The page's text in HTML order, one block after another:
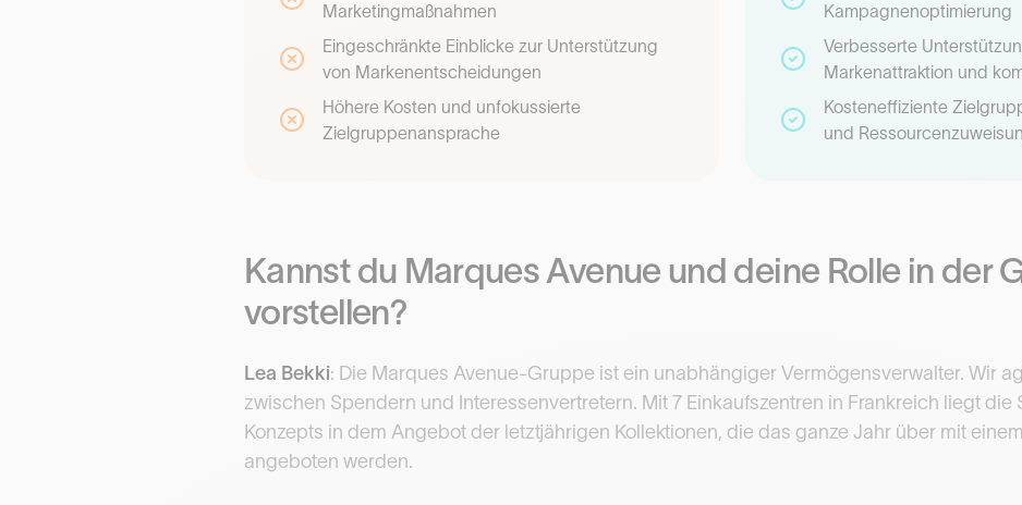
Marketingmaßnahmen
Eingeschränkte Einblicke zur Unterstützung
von Markenentscheidungen
Höhere Kosten und unfokussierte
Zielgruppenansprache
Kampagnenoptimierung
Verbesserte
Markenattraktion und
Kosteneffiziente
und
Kannst du Marques Avenue und deine Rolle in der
vorstellen?
Lea Bekki: Die Marques Avenue-Gruppe ist ein unabhängiger Vermögensverwalter. Wir
zwischen Spendern und Interessenvertretern. Mit 7 Einkaufszentren in Frankreich liegt die
Konzepts in dem Angebot der letztjährigen Kollektionen, die das ganze Jahr über mit
angeboten werden.